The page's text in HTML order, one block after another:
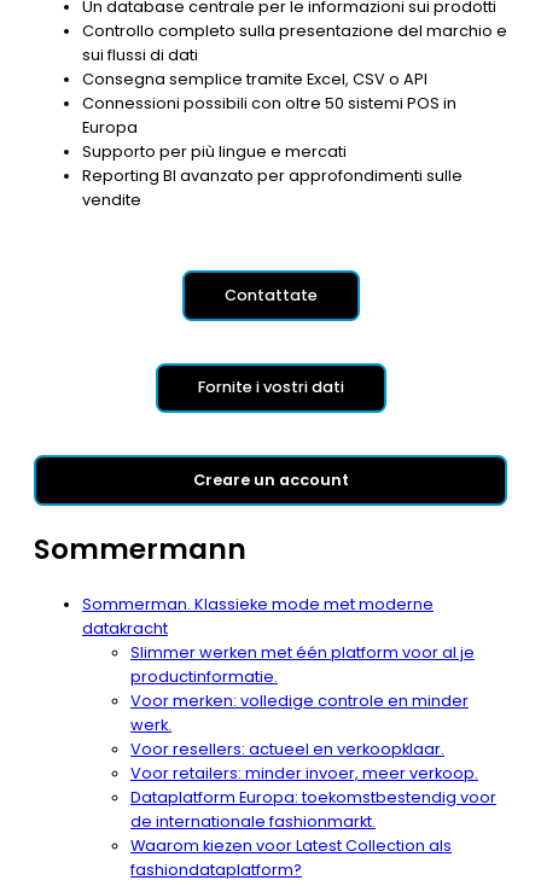
Un database centrale per le informazioni sui prodotti
Controllo completo sulla presentazione del marchio e
sui flussi di dati
Consegna semplice tramite Excel, CSV o API
Connessioni possibili con oltre 50 sistemi POS in
Europa
Supporto per più lingue e mercati
Reporting BI avanzato per approfondimenti sulle
vendite
Contattate
Fornite i vostri dati
Creare un account
Sommermann
Sommerman. Klassieke mode met moderne
datakracht
Slimmer werken met één platform voor al je
productinformatie.
Voor merken: volledige controle en minder
werk.
Voor resellers: actueel en verkoopklaar.
Voor retailers: minder invoer, meer verkoop.
Dataplatform Europa: toekomstbestendig voor
de internationale fashionmarkt.
Waarom kiezen voor Latest Collection als
fashiondataplatform?